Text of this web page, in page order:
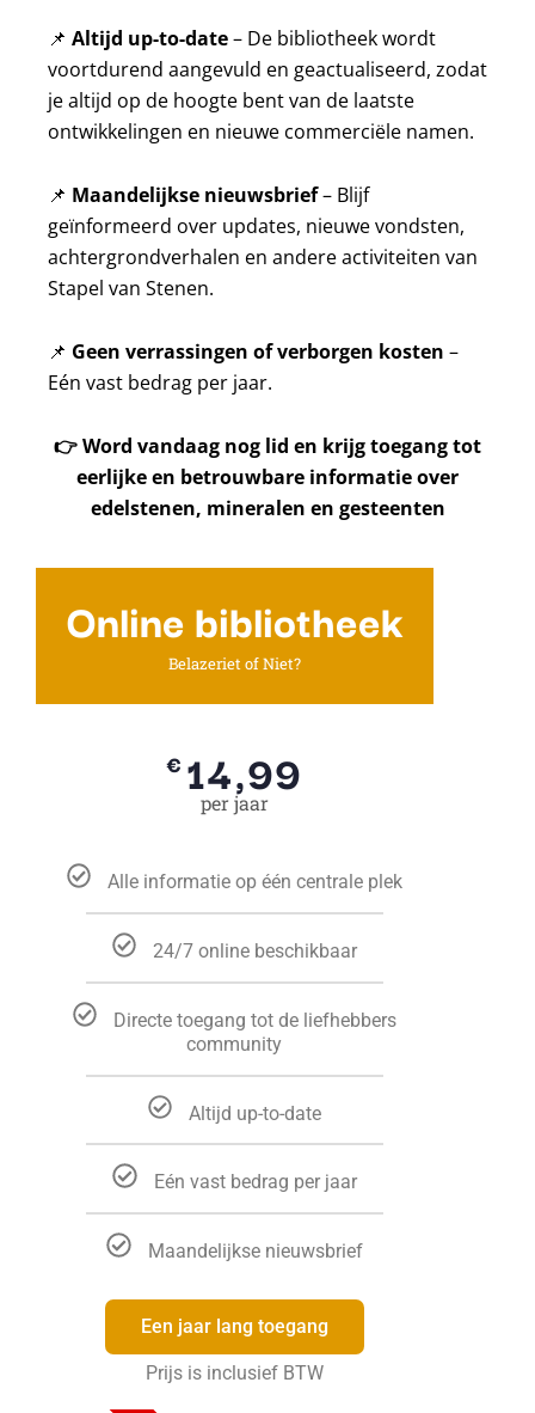
📌 Altijd up-to-date– De bibliotheek wordt
voortdurend aangevuld en geactualiseerd, zodat
je altijd op de hoogte bent van de laatste
ontwikkelingen en nieuwe commerciële namen.
📌 Maandelijkse nieuwsbrief– Blijf
geïnformeerd over updates, nieuwe vondsten,
achtergrondverhalen en andere activiteiten van
Stapel van Stenen.
📌 Geen verrassingen of verborgen kosten –
Eén vast bedrag per jaar.
👉Word vandaag nog lid en krijg toegang tot
eerlijke en betrouwbare informatie over
edelstenen, mineralen en gesteenten
Online bibliotheek
Belazeriet of Niet?
€ 14,99
per jaar
Alle informatie op één centrale plek
24/7 online beschikbaar
Directe toegang tot de liefhebbers
community
Altijd up-to-date
Eén vast bedrag per jaar
Maandelijkse nieuwsbrief
Een jaar lang toegang
Prijs is inclusief BTW